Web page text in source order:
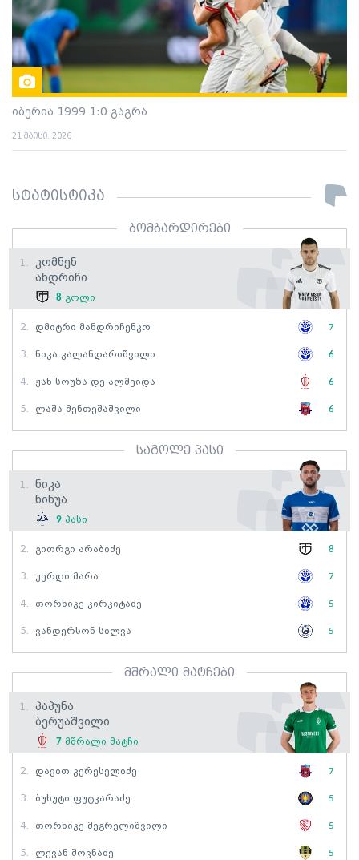
იბერია 1999 1:0 გაგრა
21 მაისი. 2026
სტატისტიკა
ბომბარდირები
1.
Კომნენ
Ანდრიჩი
8 გოლი
2. Დმიტრი Მანდრიჩენკო 7
3. Ნიკა Კალანდარიშვილი 6
4. Ჟან Სოუზა Დე Ალმეიდა 6
5. Ლაშა Მენთეშაშვილი 6
საგოლე პასი
1.
Ნიკა
Ნინუა
9 პასი
2. Გიორგი Არაბიძე 8
3. Უერდი Მარა 7
4. Თორნიკე Კირკიტაძე 5
5. Ვანდერსონ Სილვა 5
მშრალი მატჩები
1.
Პაპუნა
Ბერუაშვილი
7 მშრალი მატჩი
2. Დავით Კერესელიძე 7
3. Ბუხუტი Ფუტკარაძე 5
4. Თორნიკე Მეგრელიშვილი 5
5. Ლევან Შოვნაძე 5